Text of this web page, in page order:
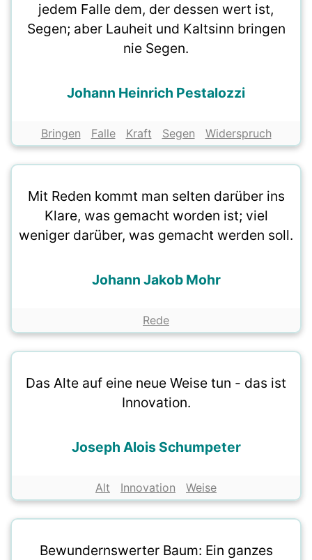
jedem Falle dem, der dessen wert ist,
Segen; aber Lauheit und Kaltsinn bringen
nie Segen.
Johann Heinrich Pestalozzi
Bringen Falle Kraft Segen Widerspruch
Mit Reden kommt man selten darüber ins
Klare, was gemacht worden ist; viel
weniger darüber, was gemacht werden soll.
Johann Jakob Mohr
Rede
Das Alte auf eine neue Weise tun - das ist
Innovation.
Joseph Alois Schumpeter
Alt Innovation Weise
Bewundernswerter Baum: Ein ganzes